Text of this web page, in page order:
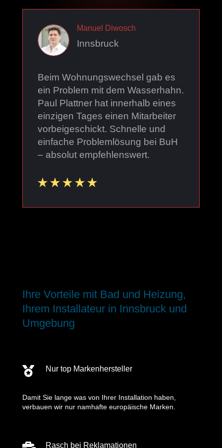
Manuel Diwosch
Innsbruck
Beim Wohnungswechsel gab es
ein Problem mit dem Wasserhahn.
Paul Plattner hat innerhalb eines
einzigen Tages einen Mitarbeiter
vorbeigeschickt. Schnelle und
einfache Problemlösung bei BuH
– absolut empfehlenswert.
Ihre Vorteile mit Bad und Heizung,
Ihrem Installateur in Innsbruck und
Umgebung
 Nur top Markenhersteller
Damit Sie lange was von Ihrer Installation haben,
verbauen wir nur namhafte europäische Marken.
Rasch bei Reklamationen